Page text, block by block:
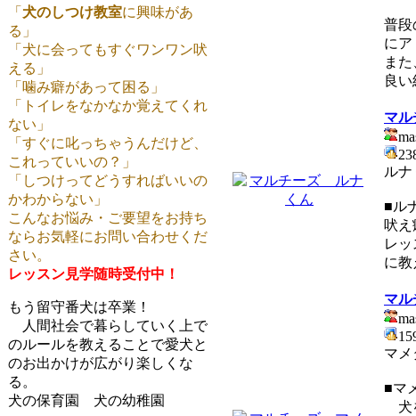
「 犬のしつけ教室に興味があ
る」
「犬に会ってもすぐワンワン吠
える」
「噛み癖があって困る」
「トイレをなかなか覚えてくれ
ない」
「すぐに叱っちゃうんだけど、
これっていいの？」
「しつけってどうすればいいの
かわからない」
こんなお悩み・ご要望をお持ち
ならお気軽にお問い合わせくだ
さい。
レッスン見学随時受付中！
もう留守番犬は卒業！
人間社会で暮らしていく上で
のルールを教えることで愛犬と
のお出かけが広がり楽しくな
る。
犬の保育園 犬の幼稚園
普段
にア
ま
良
マ
ル
■ル
吠え
レ
に教
マ
マ
■マ
犬